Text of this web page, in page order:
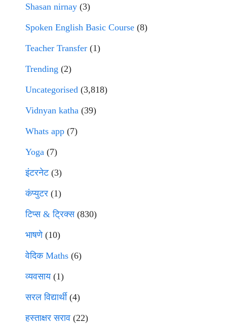
Shasan nirnay (3)
Spoken English Basic Course (8)
Teacher Transfer (1)
Trending (2)
Uncategorised (3,818)
Vidnyan katha (39)
Whats app (7)
Yoga (7)
इंटरनेट(3)
कंप्युटर (1)
टिप्स & ट्रिक्स(830)
भाषणे(10)
वेदिक Maths (6)
व्यवसाय(1)
सरल विद्यार्थी(4)
हस्ताक्षर सराव (22)